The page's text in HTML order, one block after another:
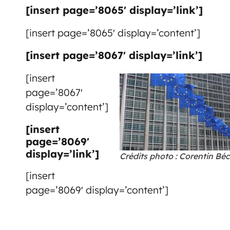
[insert page=’8065′ display=’link’]
[insert page=’8065′ display=’content’]
[insert page=’8067′ display=’link’]
Crédits photo : Corentin
[insert
page=’8067′
display=’content’]
[insert
page=’8069′
display=’link’]
[insert
page=’8069′ display=’content’]